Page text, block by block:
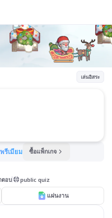
เล่นอิสระ
รีเมียม ซื้อแพ็กเกจ
ตอบ public quiz
แผ่นงาน